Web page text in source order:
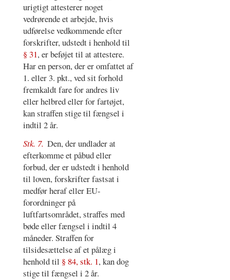
urigtigt attesterer noget
vedrørende et arbejde, hvis
udførelse vedkommende efter
forskrifter, udstedt i henhold til
§ 31, er beføjet til at attestere.
Har en person, der er omfattet af
1. eller 3. pkt., ved sit forhold
fremkaldt fare for andres liv
eller helbred eller for fartøjet,
kan straffen stige til fængsel i
indtil 2 år.
Stk. 7. Den, der undlader at
efterkomme et påbud eller
forbud, der er udstedt i henhold
til loven, forskrifter fastsat i
medfør heraf eller EU-
forordninger på
luftfartsområdet, straffes med
bøde eller fængsel i indtil 4
måneder. Straffen for
tilsidesættelse af et pålæg i
henhold til § 84, stk. 1, kan dog
stige til fængsel i 2 år.